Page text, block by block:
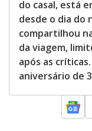
do casal, está
desde o dia do
compartilhou
da viagem,
após as
aniversário de